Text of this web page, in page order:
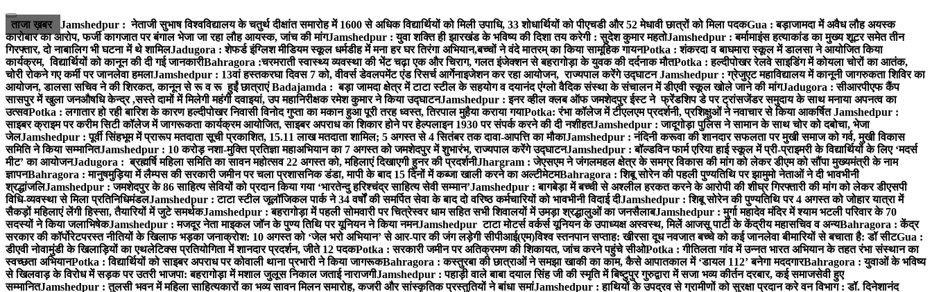
Skip
to
content
ताजा ख़बर Jamshedpur : नेताजी सुभाष विश्वविद्यालय के चतुर्थ दीक्षांत समारोह में 1600 से अधिक विद्यार्थियों को मिली उपाधि, 33 शोधार्थियों को पीएचडी और 52 मेधावी छात्रों को मिला पदकGua : बड़ाजामदा में अवैध लौह अयस्क
कारोबार का आरोप, फर्जी कागजात पर बंगाल भेजा जा रहा लौह आयस्क, जांच की मांगJamshedpur : युवा शक्ति ही झारखंड के भविष्य की दिशा तय करेगी : सुदेश कुमार महतोJamshedpur : बर्मामाइंस हत्याकांड का मुख्य शूटर समेत तीन
गिरफ्तार, दो नाबालिग भी घटना में थे शामिलJadugora : शेफर्ड इंग्लिश मीडियम स्कूल धर्मडीह में मना हर घर तिरंगा अभियान,बच्चों ने वंदे मातरम् का किया सामूहिक गायनPotka : शंकरदा व बाघमारा स्कूल में डालसा ने आयोजित किया
कार्यक्रम, विद्यार्थियों को कानून की दी गई जानकारीBahragora :चरमराती स्वास्थ्य व्यवस्था की भेंट चढ़ा एक और चिराग, गलत इंजेक्शन से बहरागोड़ा के युवक की दर्दनाक मौतPotka : हल्दीपोखर रेलवे साइडिंग में कोयला चोरों का आतंक,
चोरी रोकने गए कर्मी पर जानलेवा हमलाJamshedpur : 13वां हस्तकरघा दिवस 7 को, वीवर्स डेवलपमेंट एंड रिसर्च आर्गेनाइजेशन कर रहा आयोजन, राज्यपाल करेंगे उद्घाटनJamshedpur : ग्रेजुएट महाविद्यालय में कानूनी जागरुकता शिविर का
आयोजन, डालसा सचिव ने की शिरकत, कानून से रू व रू हुईं छात्राएंBadajamda : बड़ा जामदा क्षेत्र में टाटा स्टील के सहयोग व दयानंद एंग्लो वैदिक संस्था के संचालन में डीएवी स्कूल खोले जाने की मांगJadugora : सीआरपीएफ कैंप
सासपुर में खुला जनऔषधि केन्द्र ,सस्ते दामों में मिलेगी महंगी दवाइयां, उप महानिरीक्षक रमेश कुमार ने किया उद्घाटनJamshedpur : इनर व्हील क्लब ऑफ जमशेदपुर ईस्ट ने फ्रेंडशिप डे पर ट्रांसजेंडर समुदाय के साथ मनाया अपनत्व का
उत्सवPotka : लगातार हो रही बारिश के कारण हल्दीपोखर निवासी विनोद गुप्ता का मकान हुआ पूरी तरह ध्वस्त, तिरपाल मुहैया कराया गयाPotka: रंभा कॉलेज में टीएलएम प्रदर्शनी, प्रशिक्षुओं ने नवाचार से किया आकर्षितJamshedpur :
साइबर क्राइम पर करीम सिटी कॉलेज में जागरूकता कार्यक्रम आयोजित, साइबर अपराध का शिकार होने पर हेल्पलाइन 1930 पर संपर्क करने की दी नशीहतJamshedpur : जादूगोड़ा पुलिस ने सामान के साथ चोर को दबोचा, भेजा
जेलJamshedpur : पूर्वी सिंहभूम में प्रारूप मतदाता सूची प्रकाशित, 15.11 लाख मतदाता शामिल; 5 अगस्त से 4 सितंबर तक दावा-आपत्ति का मौकाJamshedpur : नंदिनी करूवा की शानदार सफलता पर मुखी समाज को गर्व, मुखी विकास
समिति ने किया सम्मानितJamshedpur : 10 करोड़ नशा-मुक्ति प्रतिज्ञा महाअभियान का 7 अगस्त को जमशेदपुर में शुभारंभ, राज्यपाल करेंगे उद्घाटनJamshedpur : बॉल्डविन फार्म एरिया हाई स्कूल में प्री-प्राइमरी के विद्यार्थियों के लिए ‘मदर्स
मीट’ का आयोजनJadugora : ब्रह्मर्षि महिला समिति का सावन महोत्सव 22 अगस्त को, महिलाएं दिखाएगी हुनर की प्रदर्शनीJhargram : जेएसएम ने जंगलमहल क्षेत्र के समग्र विकास की मांग को लेकर डीएम को सौंपा मुख्यमंत्री के नाम
ज्ञापनBahragora : मानुषमुड़िया में लैम्पस की सरकारी जमीन पर चला प्रशासनिक डंडा, मापी के बाद 15 दिनों में कब्जा खाली करने का अल्टीमेटमBahragora : शिबू सोरेन की पहली पुण्यतिथि पर झामुमो नेताओं ने दी भावभीनी
श्रद्धांजलिJamshedpur : जमशेदपुर के 86 साहित्य सेवियों को प्रदान किया गया ‘भारतेन्दु हरिश्चंद्र साहित्य सेवी सम्मान’Jamshedpur : बागबेड़ा में बच्ची से अश्लील हरकत करने के आरोपी की शीघ्र गिरफ्तारी की मांग को लेकर डीएसपी
विधि-व्यवस्था से मिला प्रतिनिधिमंडलJamshedpur : टाटा स्टील जूलॉजिकल पार्क ने 34 वर्षों की समर्पित सेवा के बाद दो वरिष्ठ कर्मचारियों को भावभीनी विदाई दीJamshedpur : शिबू सोरेन की पुण्यतिथि पर 4 अगस्त को जोहार यात्रा में
सैकड़ों महिलाएं लेंगी हिस्सा, तैयारियों में जुटे समर्थकJamshedpur : बहरागोड़ा में पहली सोमवारी पर चित्रेस्वर धाम सहित सभी शिवालयों में उमड़ा श्रद्धालुओं का जनसैलाबJamshedpur : मुर्गा महादेव मंदिर में श्याम भटली परिवार के 70
सदस्यों ने किया जलाभिषेकJamshedpur : मजदूर नेता माइकल जॉन के पुण्य तिथि पर यूनियन ने किया नमनJamshedpur टाटा मोटर्स वर्कर्स यूनियन के उपाध्यक्ष अस्वस्थ, मिलें आजसू पार्टी के केंद्रीय महासचिव व अन्यBahragora : केंद्र
सरकार की कॉर्पोरेटपरस्त नीतियों के खिलाफ भड़का जनाक्रोश: 10 अगस्त को ‘जेल भरो अभियान’ से आर-पार की जंग लड़ेगी सीपीआई(एम)विश्व स्तनपान सप्ताह: खीरसा दूध नवजात बच्चे को कई जानलेवा बीमारियों से बचाता है: डॉ सीटGua :
डीएवी नोवामुंडी के खिलाड़ियों का एथलेटिक्स प्रतियोगिता में शानदार प्रदर्शन, जीते 12 पदकPotka : सरकारी जमीन पर अतिक्रमण की शिकायत, जांच करने पहुंचे सीओPotka : गीतिलता गांव में उन्नत भारत अभियान के तहत रंभा संस्थान का
स्वच्छता अभियानPotka : विद्यार्थियों को साइबर अपराध पर कोवाली थाना प्रभारी ने किया जागरूकBahragora : कस्तुरबा की छात्राओं ने समझा खाकी का काम, कैसे आपातकाल में ‘डायल 112’ बनेगा मददगारBahragora : युवाओं के भविष्य
से खिलवाड़ के विरोध में सड़क पर उतरी भाजपा: बहरागोड़ा में मशाल जुलूस निकाल जताई नाराजगीJamshedpur : पहाड़ी वाले बाबा दयाल सिंह जी की स्मृति में बिष्टुपुर गुरुद्वारा में सजा भव्य कीर्तन दरबार, कई समाजसेवी हुए
सम्मानितJamshedpur : तुलसी भवन में महिला साहित्यकारों का भव्य सावन मिलन समारोह, कजरी और सांस्कृतिक प्रस्तुतियों ने बांधा समांJamshedpur : हाथियों के उपद्रव से ग्रामीणों को सुरक्षा प्रदान करे वन विभाग : डॉ. दिनेशानंद